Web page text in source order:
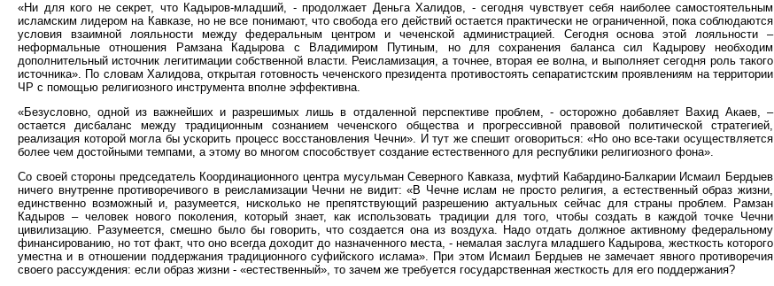
«Ни для кого не секрет, что Кадыров-младший, - продолжает Деньга Халидов, - сегодня чувствует себя наиболее самостоятельным
исламским лидером на Кавказе, но не все понимают, что свобода его действий остается практически не ограниченной, пока соблюдаются
условия взаимной лояльности между федеральным центром и чеченской администрацией. Сегодня основа этой лояльности –
неформальные отношения Рамзана Кадырова с Владимиром Путиным, но для сохранения баланса сил Кадырову необходим
дополнительный источник легитимации собственной власти. Реисламизация, а точнее, вторая ее волна, и выполняет сегодня роль такого
источника». По словам Халидова, открытая готовность чеченского президента противостоять сепаратистским проявлениям на территории
ЧР с помощью религиозного инструмента вполне эффективна.
«Безусловно, одной из важнейших и разрешимых лишь в отдаленной перспективе проблем, - осторожно добавляет Вахид Акаев, –
остается дисбаланс между традиционным сознанием чеченского общества и прогрессивной правовой политической стратегией,
реализация которой могла бы ускорить процесс восстановления Чечни». И тут же спешит оговориться: «Но оно все-таки осуществляется
более чем достойными темпами, а этому во многом способствует создание естественного для республики религиозного фона».
Со своей стороны председатель Координационного центра мусульман Северного Кавказа, муфтий Кабардино-Балкарии Исмаил Бердыев
ничего внутренне противоречивого в реисламизации Чечни не видит: «В Чечне ислам не просто религия, а естественный образ жизни,
единственно возможный и, разумеется, нисколько не препятствующий разрешению актуальных сейчас для страны проблем. Рамзан
Кадыров – человек нового поколения, который знает, как использовать традиции для того, чтобы создать в каждой точке Чечни
цивилизацию. Разумеется, смешно было бы говорить, что создается она из воздуха. Надо отдать должное активному федеральному
финансированию, но тот факт, что оно всегда доходит до назначенного места, - немалая заслуга младшего Кадырова, жесткость которого
уместна и в отношении поддержания традиционного суфийского ислама». При этом Исмаил Бердыев не замечает явного противоречия
своего рассуждения: если образ жизни - «естественный», то зачем же требуется государственная жесткость для его поддержания?